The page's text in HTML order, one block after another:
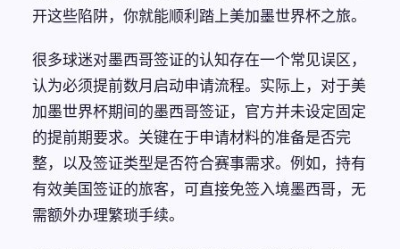
开这些陷阱，你就能顺利踏上美加墨世界杯之旅。
很多球迷对墨西哥签证的认知存在一个常见误区，
认为必须提前数月启动申请流程。实际上，对于美
加墨世界杯期间的墨西哥签证，官方并未设定固定
的提前期要求。关键在于申请材料的准备是否完
整，以及签证类型是否符合赛事需求。例如，持有
有效美国签证的旅客，可直接免签入境墨西哥，无
需额外办理繁琐手续。